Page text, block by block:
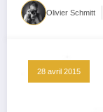
Olivier Schmitt
28 avril 2015